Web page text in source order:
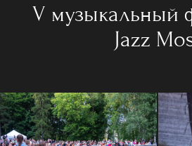
V музыкальный
Jazz